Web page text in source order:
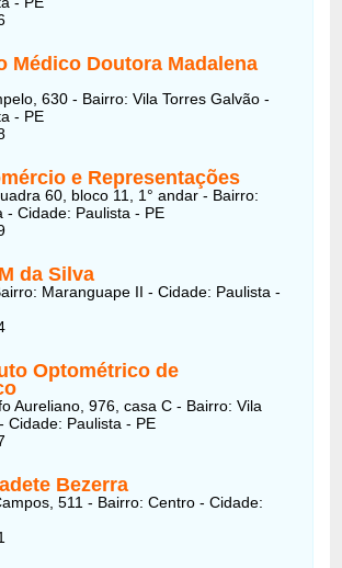
Médico Doutora Madalena
630 - Bairro: Vila Torres Galvão -
- PE
e Representações
60, bloco 11, 1° andar - Bairro:
- Cidade: Paulista - PE
da Silva
Maranguape II - Cidade: Paulista -
Optométrico de
Aureliano, 976, casa C - Bairro: Vila
Cidade: Paulista - PE
Bezerra
511 - Bairro: Centro - Cidade: